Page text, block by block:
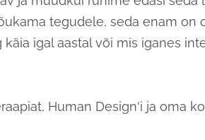
tegudele, seda enam on
igal aastal või mis iganes
Human Design'i ja oma